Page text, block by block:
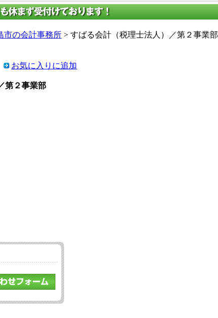
市の会計事務所 > すばる会計（税理士法人）／第２事業部
お気に入りに追加
第２事業部